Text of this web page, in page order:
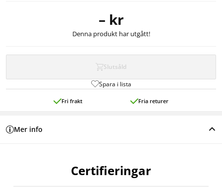
– kr
Denna produkt har utgått!
Slutsåld
Spara i lista
Fri frakt Fria returer
Mer info
Certifieringar